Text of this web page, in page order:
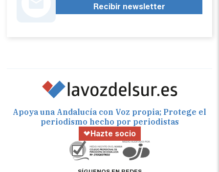
Recibir newsletter
Apoya una Andalucía con Voz propia; Protege el
periodismo hecho por periodistas
Hazte socio